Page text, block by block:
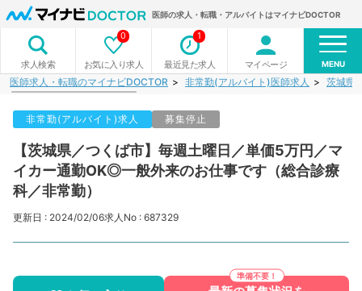
医師の求人・転職・アルバイトはマイナビDOCTOR
求人検索 お気に入り求人
0
最近見た求人
1
マイページ MENU
医師求人・転職のマイナビDOCTOR 非常勤(アルバイト)医師求人 茨城県
非常勤(アルバイト)求人 募集停止
【茨城県／つくば市】毎週土曜日／単価5万円／マ
イカー通勤OK◎一般外来のお仕事です（総合診療
科／非常勤）
更新日 : 2024/02/06求人No : 687329